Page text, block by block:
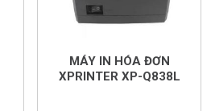
MÁY IN HÓA ĐƠN
XPRINTER XP-Q838L